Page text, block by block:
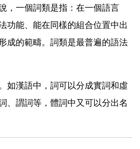
，一個詞類是指：在一個語言
功能、能在同樣的組合位置中出
成的範疇。詞類是最普遍的語法
如漢語中，詞可以分成實詞和虛
、謂詞等，體詞中又可以分出名